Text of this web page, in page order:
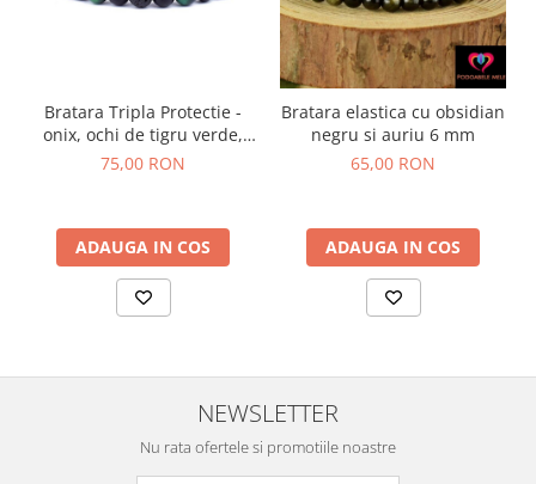
Bratara Tripla Protectie -
onix, ochi de tigru verde,
lava vulcanica
75,00 RON
ADAUGA IN COS
Bratara elastica cu obsidian
negru si auriu 6 mm
65,00 RON
ADAUGA IN COS
NEWSLETTER
Nu rata ofertele si promotiile noastre